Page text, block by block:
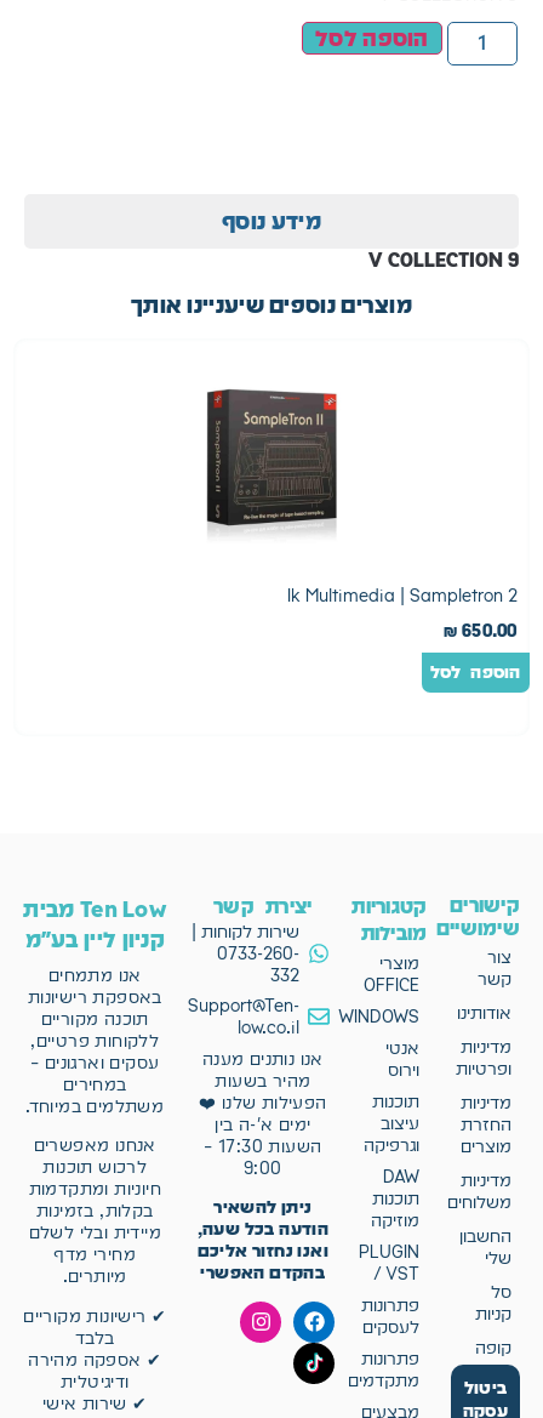
הוספה לסל
מידע נוסף
V COLLECTION 9
מוצרים נוספים שיעניינו אותך
2 Ik Multimedia | Sampletron
₪ 650.00
הוספה לסל
קישורים
שימושיים
צור
קשר
אודותינו
מדיניות
ופרטיות
מדיניות
החזרת
מוצרים
מדיניות
משלוחים
החשבון
שלי
סל
קניות
קופה
ביטול
עסקה
קטגוריות
מובילות
מוצרי
OFFICE
WINDOWS
אנטי
וירוס
תוכנות
עיצוב
וגרפיקה
DAW
תוכנות
מוזיקה
PLUGIN
/ VST
פתרונות
לעסקים
פתרונות
מתקדמים
מבצעים
יצירת קשר
שירות לקוחות |
0733-260-
332
Support@Ten-
low.co.il
אנו נותנים מענה
מהיר בשעות
הפעילות שלנו ❤️
ימים א'-ה בין
השעות 17:30 –
9:00
ניתן להשאיר
הודעה בכל שעה,
ואנו נחזור אליכם
בהקדם האפשרי
Ten Low מבית
קניון ליין בע"מ
אנו מתמחים
באספקת רישיונות
תוכנה מקוריים
ללקוחות פרטיים,
עסקים וארגונים –
במחירים
משתלמים במיוחד.
אנחנו מאפשרים
לרכוש תוכנות
חיוניות ומתקדמות
בקלות, בזמינות
מיידית ובלי לשלם
מחירי מדף
מיותרים.
✔ רישיונות מקוריים
בלבד
✔ אספקה מהירה
ודיגיטלית
✔ שירות אישי